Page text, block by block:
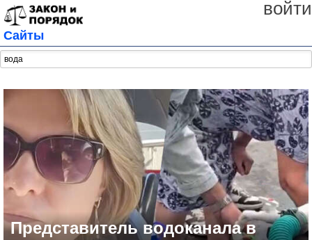
войти
Сайты
Представитель водоканала в